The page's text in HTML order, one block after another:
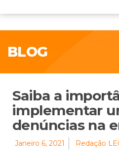
BLOG
Saiba a
implementar
denúncias na
Janeiro 6, 2021 Redação